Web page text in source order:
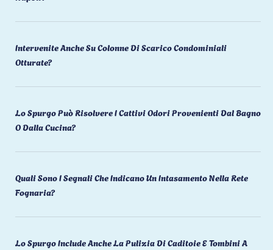
Intervenite Anche Su Colonne Di Scarico Condominiali
Otturate?
Lo Spurgo Può Risolvere I Cattivi Odori Provenienti Dal Bagno
O Dalla Cucina?
Quali Sono I Segnali Che Indicano Un Intasamento Nella Rete
Fognaria?
Lo Spurgo Include Anche La Pulizia Di Caditoie E Tombini A